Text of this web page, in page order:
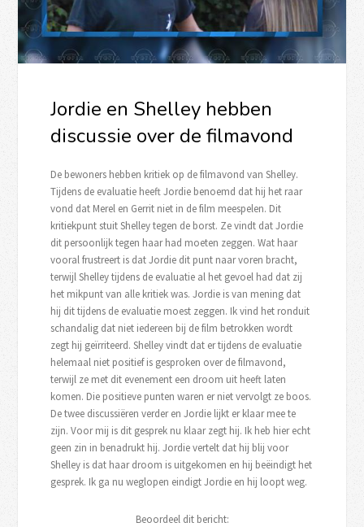
Jordie en Shelley hebben
discussie over de filmavond
De bewoners hebben kritiek op de filmavond van Shelley.
Tijdens de evaluatie heeft Jordie benoemd dat hij het raar
vond dat Merel en Gerrit niet in de film meespelen. Dit
kritiekpunt stuit Shelley tegen de borst. Ze vindt dat Jordie
dit persoonlijk tegen haar had moeten zeggen. Wat haar
vooral frustreert is dat Jordie dit punt naar voren bracht,
terwijl Shelley tijdens de evaluatie al het gevoel had dat zij
het mikpunt van alle kritiek was. Jordie is van mening dat
hij dit tijdens de evaluatie moest zeggen. Ik vind het ronduit
schandalig dat niet iedereen bij de film betrokken wordt
zegt hij geïrriteerd. Shelley vindt dat er tijdens de evaluatie
helemaal niet positief is gesproken over de filmavond,
terwijl ze met dit evenement een droom uit heeft laten
komen. Die positieve punten waren er niet vervolgt ze boos.
De twee discussiëren verder en Jordie lijkt er klaar mee te
zijn. Voor mij is dit gesprek nu klaar zegt hij. Ik heb hier echt
geen zin in benadrukt hij. Jordie vertelt dat hij blij voor
Shelley is dat haar droom is uitgekomen en hij beëindigt het
gesprek. Ik ga nu weglopen eindigt Jordie en hij loopt weg.
Beoordeel dit bericht: